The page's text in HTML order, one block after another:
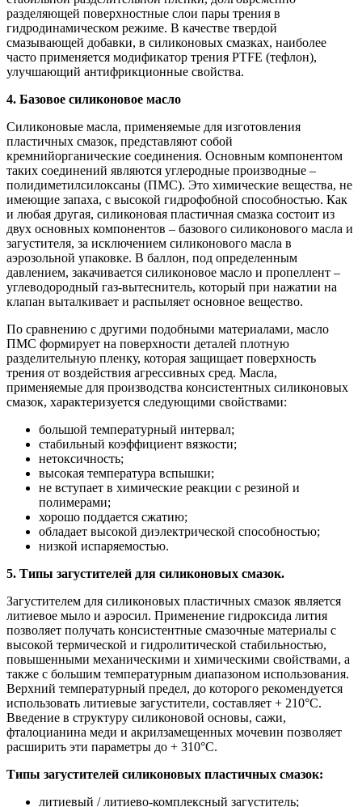
разделяющей поверхностные слои пары трения в
гидродинамическом режиме. В качестве твердой
смазывающей добавки, в силиконовых смазках, наиболее
часто применяется модификатор трения PTFE (тефлон),
улучшающий антифрикционные свойства.
4. Базовое силиконовое масло
Силиконовые масла, применяемые для изготовления
пластичных смазок, представляют собой
кремнийорганические соединения. Основным компонентом
таких соединений являются углеродные производные –
полидиметилсилоксаны (ПМС). Это химические вещества, не
имеющие запаха, с высокой гидрофобной способностью. Как
и любая другая, силиконовая пластичная смазка состоит из
двух основных компонентов – базового силиконового масла и
загустителя, за исключением силиконового масла в
аэрозольной упаковке. В баллон, под определенным
давлением, закачивается силиконовое масло и пропеллент –
углеводородный газ-вытеснитель, который при нажатии на
клапан выталкивает и распыляет основное вещество.
По сравнению с другими подобными материалами, масло
ПМС формирует на поверхности деталей плотную
разделительную пленку, которая защищает поверхность
трения от воздействия агрессивных сред. Масла,
применяемые для производства консистентных силиконовых
смазок, характеризуется следующими свойствами:
большой температурный интервал;
стабильный коэффициент вязкости;
нетоксичность;
высокая температура вспышки;
не вступает в химические реакции с резиной и
полимерами;
хорошо поддается сжатию;
обладает высокой диэлектрической способностью;
низкой испаряемостью.
5. Типы загустителей для силиконовых смазок.
Загустителем для силиконовых пластичных смазок является
литиевое мыло и аэросил. Применение гидроксида лития
позволяет получать консистентные смазочные материалы с
высокой термической и гидролитической стабильностью,
повышенными механическими и химическими свойствами, а
также с большим температурным диапазоном использования.
Верхний температурный предел, до которого рекомендуется
использовать литиевые загустители, составляет + 210°C.
Введение в структуру силиконовой основы, сажи,
фталоцианина меди и акрилзамещенных мочевин позволяет
расширить эти параметры до + 310°C.
Типы загустителей силиконовых пластичных смазок:
литиевый / литиево-комплексный загуститель;